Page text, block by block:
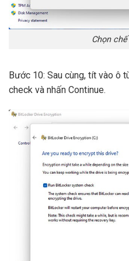
Chọn
Bước 10: Sau cùng, tít vào ô
check và nhấn Continue.